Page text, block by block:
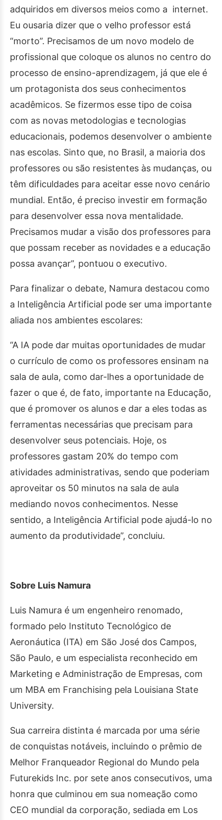
adquiridos em diversos meios como a internet.
Eu ousaria dizer que o velho professor está
“morto”. Precisamos de um novo modelo de
profissional que coloque os alunos no centro do
processo de ensino-aprendizagem, já que ele é
um protagonista dos seus conhecimentos
acadêmicos. Se fizermos esse tipo de coisa
com as novas metodologias e tecnologias
educacionais, podemos desenvolver o ambiente
nas escolas. Sinto que, no Brasil, a maioria dos
professores ou são resistentes às mudanças, ou
têm dificuldades para aceitar esse novo cenário
mundial. Então, é preciso investir em formação
para desenvolver essa nova mentalidade.
Precisamos mudar a visão dos professores para
que possam receber as novidades e a educação
possa avançar”, pontuou o executivo.
Para finalizar o debate, Namura destacou como
a Inteligência Artificial pode ser uma importante
aliada nos ambientes escolares:
“A IA pode dar muitas oportunidades de mudar
o currículo de como os professores ensinam na
sala de aula, como dar-lhes a oportunidade de
fazer o que é, de fato, importante na Educação,
que é promover os alunos e dar a eles todas as
ferramentas necessárias que precisam para
desenvolver seus potenciais. Hoje, os
professores gastam 20% do tempo com
atividades administrativas, sendo que poderiam
aproveitar os 50 minutos na sala de aula
mediando novos conhecimentos. Nesse
sentido, a Inteligência Artificial pode ajudá-lo no
aumento da produtividade”, concluiu.
Sobre Luis Namura
Luis Namura é um engenheiro renomado,
formado pelo Instituto Tecnológico de
Aeronáutica (ITA) em São José dos Campos,
São Paulo, e um especialista reconhecido em
Marketing e Administração de Empresas, com
um MBA em Franchising pela Louisiana State
University.
Sua carreira distinta é marcada por uma série
de conquistas notáveis, incluindo o prêmio de
Melhor Franqueador Regional do Mundo pela
Futurekids Inc. por sete anos consecutivos, uma
honra que culminou em sua nomeação como
CEO mundial da corporação, sediada em Los